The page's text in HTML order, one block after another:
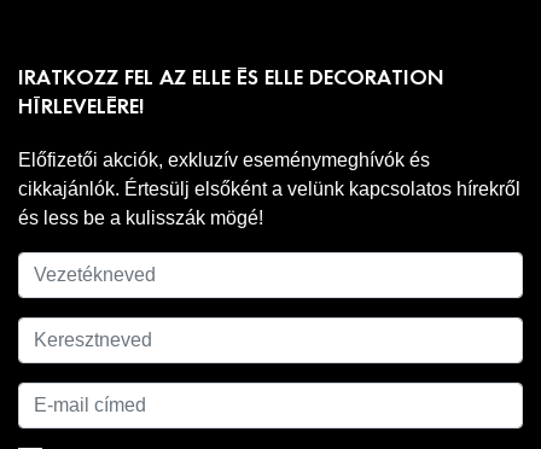
IRATKOZZ FEL AZ ELLE ÉS ELLE DECORATION
HÍRLEVELÉRE!
Előfizetői akciók, exkluzív eseménymeghívók és
cikkajánlók. Értesülj elsőként a velünk kapcsolatos hírekről
és less be a kulisszák mögé!